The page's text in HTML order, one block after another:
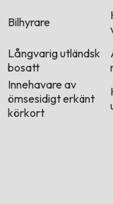
Bilhyrare
Långvarig utländsk
bosatt
Innehavare av
ömsesidigt erkänt
körkort